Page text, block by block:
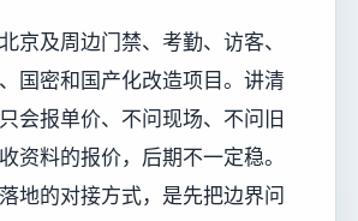
京及周边门禁、考勤、访客、
国密和国产化改造项目。讲清
会报单价、不问现场、不问旧
资料的报价，后期不一定稳。
地的对接方式，是先把边界问